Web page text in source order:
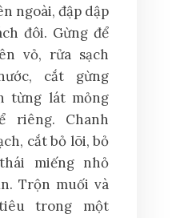
ngoài, đập dập
đôi. Gừng để
vỏ, rửa sạch
cắt gừng
từng lát mỏng
riêng. Chanh
cắt bỏ lõi, bỏ
miếng nhỏ
Trộn muối và
trong một